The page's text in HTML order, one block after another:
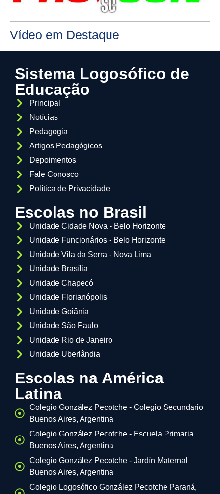
Vídeo em Destaque
Sistema Logosófico de
Educação
Principal
Notícias
Pedagogia
Artigos Pedagógicos
Depoimentos
Fale Conosco
Política de Privacidade
Escolas no Brasil
Unidade Cidade Nova - Belo Horizonte
Unidade Funcionários - Belo Horizonte
Unidade Vila da Serra - Nova Lima
Unidade Brasília
Unidade Chapecó
Unidade Florianópolis
Unidade Goiânia
Unidade São Paulo
Unidade Rio de Janeiro
Unidade Uberlândia
Escolas na América
Latina
Colegio González Pecotche - Colegio Secundario
Buenos Aires, Argentina
Colegio González Pecotche - Escuela Primaria
Buenos Aires, Argentina
Colegio González Pecotche - Jardín Maternal
Buenos Aires, Argentina
Colegio Logosófico González Pecotche Paraná,